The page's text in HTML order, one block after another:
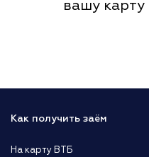
вашу карту
Как получить заём
На карту ВТБ